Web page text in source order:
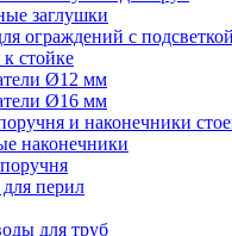
заглушки
ограждений с подсветкой
стойке
Ø12 мм
Ø16 мм
и наконечники
наконечники
перил
для труб